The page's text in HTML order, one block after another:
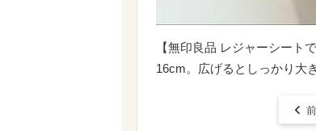
【無印良品 レジャーシート
16cm。広げるとしっかり大